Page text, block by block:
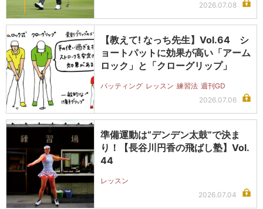
2026.07.08
【教えて! なっち先生】Vol.64 シ
ョートパットに効果が高い「アーム
ロック」と「クローグリップ」
パッティング レッスン 練習法 週刊GD
2026.07.06
準備運動は“デンデン太鼓”で決ま
り！【長谷川円香の飛ばし塾】Vol.
44
レッスン
2026.07.04